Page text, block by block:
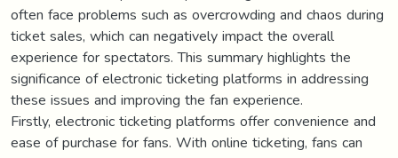
often face problems such as overcrowding and chaos during
ticket sales, which can negatively impact the overall
experience for spectators. This summary highlights the
significance of electronic ticketing platforms in addressing
these issues and improving the fan experience.
Firstly, electronic ticketing platforms offer convenience and
ease of purchase for fans. With online ticketing, fans can